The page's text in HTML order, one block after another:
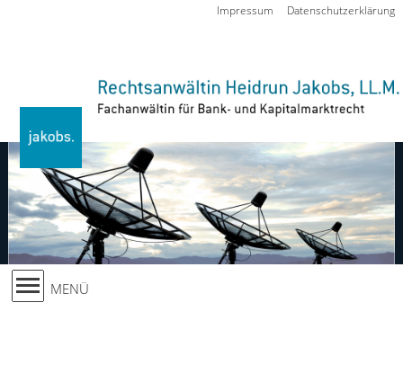
Zur Navigation springen Datenschutzerklärung
Impressum
MENÜ